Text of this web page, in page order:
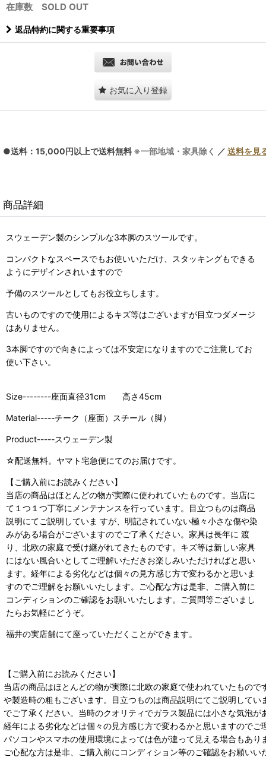
在庫数 SOLD OUT
返品特約に関する重要事項
お気に入り登録
●送料：15,000円以上で送料無料 ※一部地域・家具除く ／ 送料を見
商品詳細
スウェーデン製のシンプルな3本脚のスツールです。
コンパクトなスペースでもお使いいただけ、スタッキングもできる
ようにデザインされいますので
予備のスツールとしてもお役立ちします。
古いものですので使用によるキズ等はございますが目立つダメージ
はありません。
3本脚ですので向きによっては不安定になりますのでご注意してお
使い下さい。
Size--------座面直径31cm 高さ45cm
Material-----チーク（座面）スチール（脚）
Product-----スウェーデン製
☆配送無料。ヤマト宅急便にてのお届けです。
【ご購入前にお読みください】
当店の商品はほとんどの物が実際に使われていたものです。当店に
て１つ１つ丁寧にメンテナンスを行っています。目立つものは商品
説明にてご説明していま すが、明記されていない極々小さな傷や染
みがある場合がございますのでご了承ください。家具は長年に 渡
り、北欧の家庭で受け継がれてきたものです。キズ等は新しい家具
にはない風合いとしてご理解いただきお楽しみいただければと思い
ます。経年による劣化などは個々の見方感じ方で変わるかと思いま
すのでご理解をお願いいたします。ご心配な方は是非、ご購入前に
コンディションのご確認をお願いいたします。ご質問等ございまし
たらお気軽にどうぞ。
福井の実店舗にて座っていただくことができます。
【ご購入前にお読みください】
当店の商品はほとんどの物が実際に北欧の家庭で使われていたもの
や製造時の粗もございます。目立つものは商品説明にてご説明して
でご了承ください。当時のクオリティでガラス製品には小さな気泡が
経年による劣化などは個々の見方感じ方で変わるかと思いますのでご
パソコンやスマホの使用環境によっては色が違って見える場合もあ
ご心配な方は是非、ご購入前にコンディション等のご確認をお願い